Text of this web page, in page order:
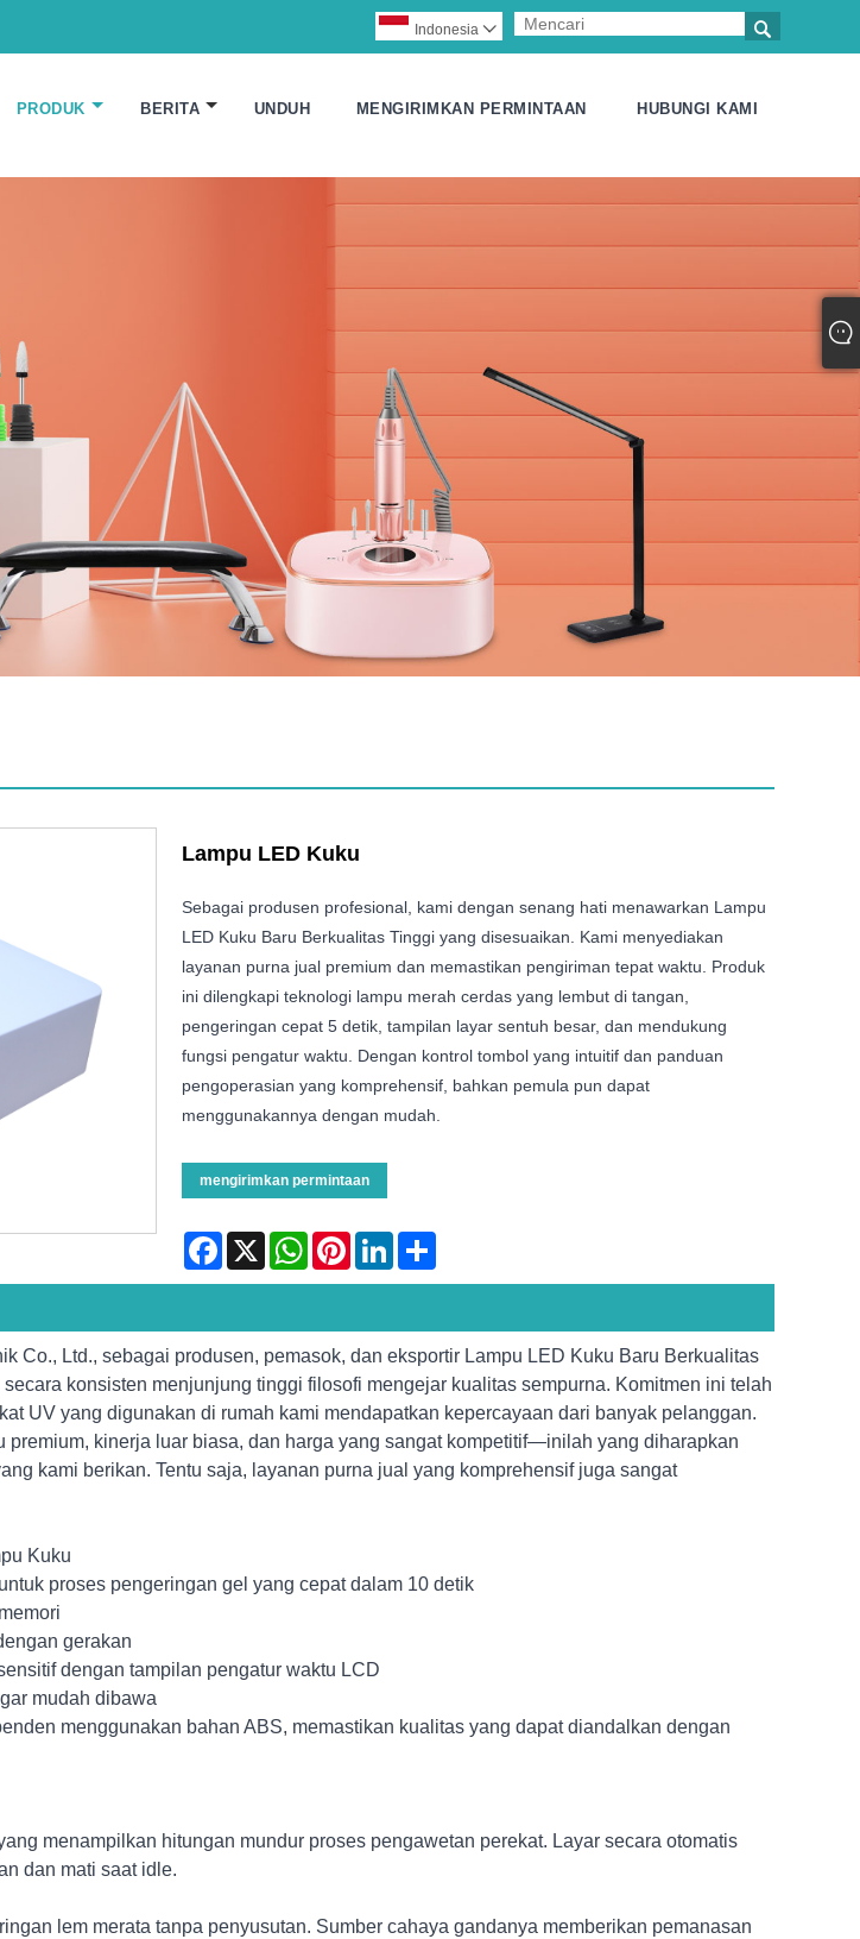

Indonesia 
PRODUK BERITA UNDUH MENGIRIMKAN PERMINTAAN HUBUNGI KAMI
Lampu LED Kuku
Sebagai produsen profesional, kami dengan senang hati menawarkan Lampu
LED Kuku Baru Berkualitas Tinggi yang disesuaikan. Kami menyediakan
layanan purna jual premium dan memastikan pengiriman tepat waktu. Produk
ini dilengkapi teknologi lampu merah cerdas yang lembut di tangan,
pengeringan cepat 5 detik, tampilan layar sentuh besar, dan mendukung
fungsi pengatur waktu. Dengan kontrol tombol yang intuitif dan panduan
pengoperasian yang komprehensif, bahkan pemula pun dapat
menggunakannya dengan mudah.
mengirimkan permintaan
Facebook
X WhatsAppPinterestLinkedInShare
Co., Ltd., sebagai produsen, pemasok, dan eksportir Lampu LED Kuku Baru Berkualitas
konsisten menjunjung tinggi filosofi mengejar kualitas sempurna. Komitmen ini telah
UV yang digunakan di rumah kami mendapatkan kepercayaan dari banyak pelanggan.
premium, kinerja luar biasa, dan harga yang sangat kompetitif—inilah yang diharapkan
kami berikan. Tentu saja, layanan purna jual yang komprehensif juga sangat
Kuku
proses pengeringan gel yang cepat dalam 10 detik
gerakan
dengan tampilan pengatur waktu LCD
mudah dibawa
menggunakan bahan ABS, memastikan kualitas yang dapat diandalkan dengan
menampilkan hitungan mundur proses pengawetan perekat. Layar secara otomatis
dan mati saat idle.
lem merata tanpa penyusutan. Sumber cahaya gandanya memberikan pemanasan